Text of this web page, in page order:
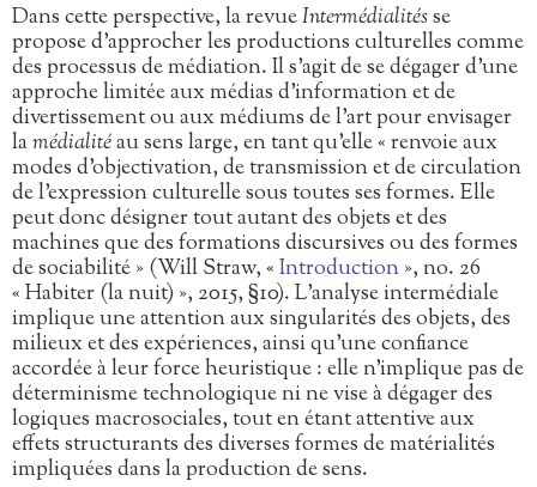
Dans cette perspective, la revueIntermédialitésse
propose d’approcher les productions culturelles comme
des processus de médiation. Il s’agit de se dégager d’une
approche limitée aux médias d’information et de
divertissement ou aux médiums de l’art pour envisager
lamédialitéau sens large, en tant qu’elle « renvoie aux
modes d’objectivation, de transmission et de circulation
de l’expression culturelle sous toutes ses formes. Elle
peut donc désigner tout autant des objets et des
machines que des formations discursives ou des formes
de sociabilité » (Will Straw, «Introduction», no. 26
« Habiter (la nuit) », 2015, §10). L’analyse intermédiale
implique une attention aux singularités des objets, des
milieux et des expériences, ainsi qu’une confiance
accordée à leur force heuristique : elle n’implique pas de
déterminisme technologique ni ne vise à dégager des
logiques macrosociales, tout en étant attentive aux
effets structurants des diverses formes de matérialités
impliquées dans la production de sens.